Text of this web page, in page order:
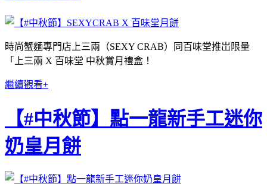
時尚蟹麵專門店上三兩（SEXY CRAB）同百味堂推岀限量
「上三兩 X 百味堂 中秋賞月禮盒！
繼續觀看+
【#中秋節】點一龍新手工迷你
奶皇月餅